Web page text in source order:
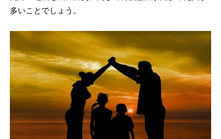
多いことでしょう。